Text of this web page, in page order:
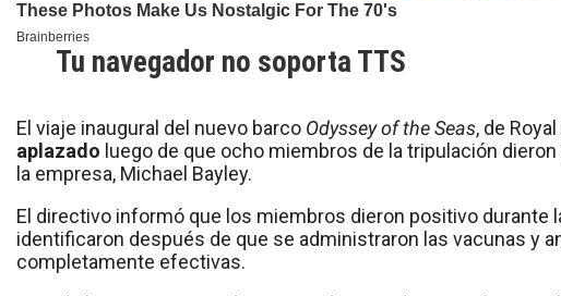
Tu navegador no soporta TTS
El viaje inaugural del nuevo barco Odyssey of the Seas, de
aplazado luego de que ocho miembros de la tripulación
la empresa, Michael Bayley.
El directivo informó que los miembros dieron positivo durante
identificaron después de que se administraron las vacunas y
completamente efectivas.